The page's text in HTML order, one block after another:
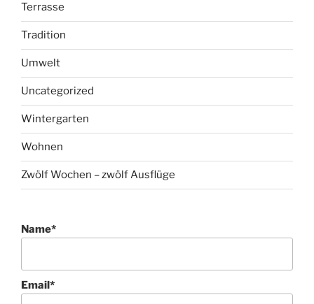
Terrasse
Tradition
Umwelt
Uncategorized
Wintergarten
Wohnen
Zwölf Wochen – zwölf Ausflüge
Name*
Email*